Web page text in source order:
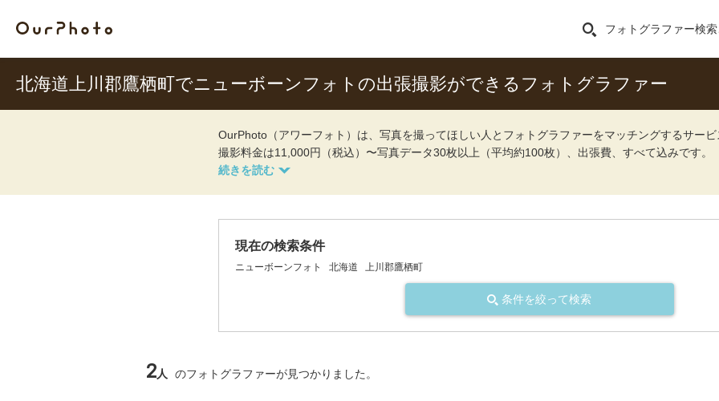
フォトグラファー検索
北海道上川郡鷹栖町でニューボーンフォトの出張撮影ができるフォトグラファー
OurPhoto（アワーフォト）は、写真を撮ってほしい人とフォトグラファーをマッチングするサービ
撮影料金は11,000円（税込）〜写真データ30枚以上（平均約100枚）、出張費、すべて込みです。
現在の検索条件
ニューボーンフォト 北海道 上川郡鷹栖町
条件を絞って検索
2人 のフォトグラファーが見つかりました。